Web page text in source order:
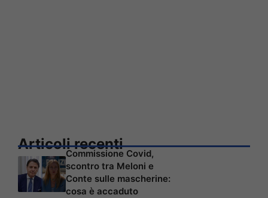
Articoli recenti
Commissione Covid,
scontro tra Meloni e
Conte sulle mascherine:
cosa è accaduto